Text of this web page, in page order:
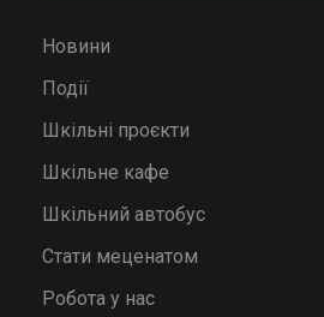
Новини
Події
Шкільні проєкти
Шкільне кафе
Шкільний автобус
Стати меценатом
Робота у нас